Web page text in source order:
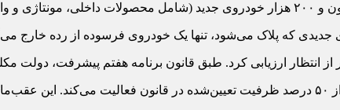
کرد. طبق قانون برنامه هفتم پیشرفت، دولت مکلف است ظرفیت اسقاط